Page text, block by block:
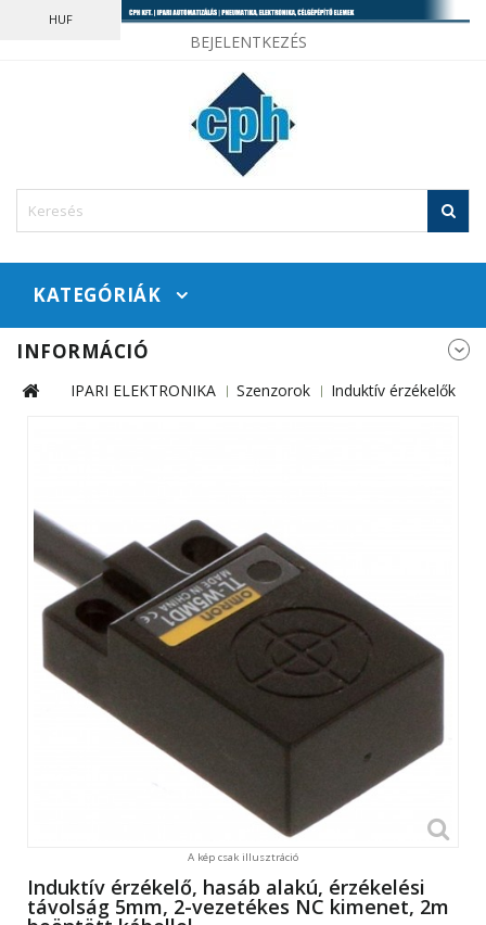
BEJELENTKEZÉS
HUF
KATEGÓRIÁK
INFORMÁCIÓ
IPARI ELEKTRONIKA Szenzorok Induktív érzékelők
A kép csak illusztráció
Induktív érzékelő, hasáb alakú, érzékelési
távolság 5mm, 2-vezetékes NC kimenet, 2m